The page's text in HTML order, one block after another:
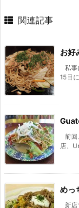
関連記事
お好
私事
15日
前回
店、
めっ
新